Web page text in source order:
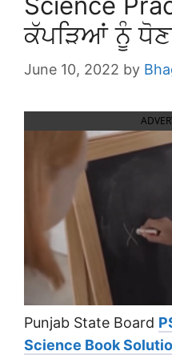
ਕੱਪੜਿਆਂ ਨੂੰ
June 10, 2022 by
Punjab State Board
Science Book